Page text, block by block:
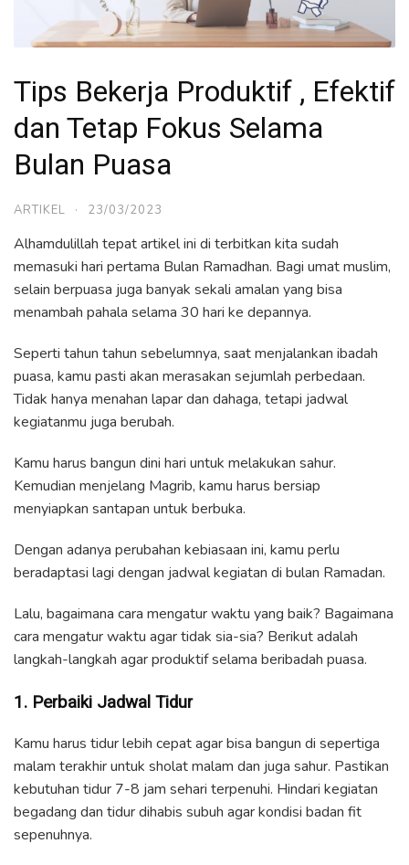
Tips Bekerja Produktif , Efektif
dan Tetap Fokus Selama
Bulan Puasa
ARTIKEL · 23/03/2023
Alhamdulillah tepat artikel ini di terbitkan kita sudah
memasuki hari pertama Bulan Ramadhan. Bagi umat muslim,
selain berpuasa juga banyak sekali amalan yang bisa
menambah pahala selama 30 hari ke depannya.
Seperti tahun tahun sebelumnya, saat menjalankan ibadah
puasa, kamu pasti akan merasakan sejumlah perbedaan.
Tidak hanya menahan lapar dan dahaga, tetapi jadwal
kegiatanmu juga berubah.
Kamu harus bangun dini hari untuk melakukan sahur.
Kemudian menjelang Magrib, kamu harus bersiap
menyiapkan santapan untuk berbuka.
Dengan adanya perubahan kebiasaan ini, kamu perlu
beradaptasi lagi dengan jadwal kegiatan di bulan Ramadan.
Lalu, bagaimana cara mengatur waktu yang baik? Bagaimana
cara mengatur waktu agar tidak sia-sia? Berikut adalah
langkah-langkah agar produktif selama beribadah puasa.
1. Perbaiki Jadwal Tidur
Kamu harus tidur lebih cepat agar bisa bangun di sepertiga
malam terakhir untuk sholat malam dan juga sahur. Pastikan
kebutuhan tidur 7-8 jam sehari terpenuhi. Hindari kegiatan
begadang dan tidur dihabis subuh agar kondisi badan fit
sepenuhnya.